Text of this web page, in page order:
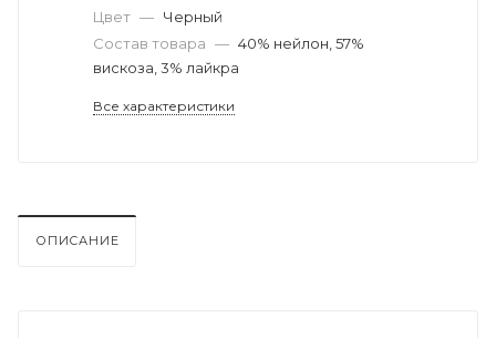
Цвет — Черный
Состав товара — 40% нейлон, 57%
вискоза, 3% лайкра
Все характеристики
ОПИСАНИЕ